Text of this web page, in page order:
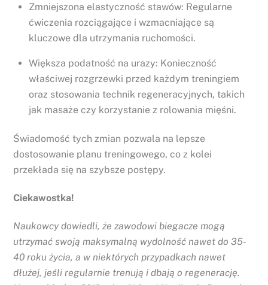
Zmniejszona elastyczność stawów: Regularne
ćwiczenia rozciągające i wzmacniające są
kluczowe dla utrzymania ruchomości.
Większa podatność na urazy: Konieczność
właściwej rozgrzewki przed każdym treningiem
oraz stosowania technik regeneracyjnych, takich
jak masaże czy korzystanie z rolowania mięśni.
Świadomość tych zmian pozwala na lepsze
dostosowanie planu treningowego, co z kolei
przekłada się na szybsze postępy.
Ciekawostka!
Naukowcy dowiedli, że zawodowi biegacze mogą
utrzymać swoją maksymalną wydolność nawet do 35-
40 roku życia, a w niektórych przypadkach nawet
dłużej, jeśli regularnie trenują i dbają o regenerację.